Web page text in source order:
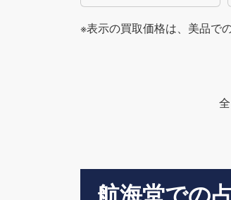
※表示の買取価格は、美品で